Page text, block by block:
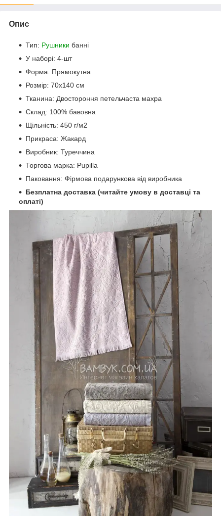
Опис
Тип: Рушники банні
У наборі: 4-шт
Форма: Прямокутна
Розмір: 70x140 см
Тканина: Двостороння петельчаста махра
Склад: 100% бавовна
Щільність: 450 г/м2
Прикраса: Жакард
Виробник: Туреччина
Торгова марка: Pupilla
Паковання: Фірмова подарункова від виробника
Безплатна доставка (читайте умову в доставці та
оплаті)